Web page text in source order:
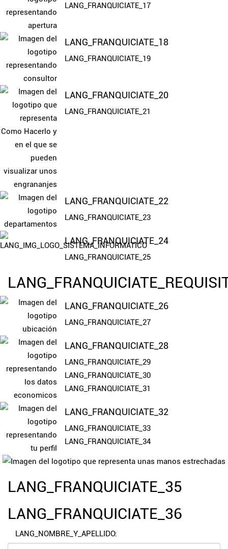
LANG_FRANQUICIATE_17
LANG_FRANQUICIATE_18
LANG_FRANQUICIATE_19
LANG_FRANQUICIATE_20
LANG_FRANQUICIATE_21
LANG_FRANQUICIATE_22
LANG_FRANQUICIATE_23
LANG_FRANQUICIATE_24
LANG_FRANQUICIATE_25
LANG_FRANQUICIATE_26
LANG_FRANQUICIATE_27
LANG_FRANQUICIATE_28
LANG_FRANQUICIATE_29
LANG_FRANQUICIATE_30
LANG_FRANQUICIATE_31
LANG_FRANQUICIATE_32
LANG_FRANQUICIATE_33
LANG_FRANQUICIATE_34
LANG_FRANQUICIATE_35
LANG_FRANQUICIATE_36
LANG_NOMBRE_Y_APELLIDO: